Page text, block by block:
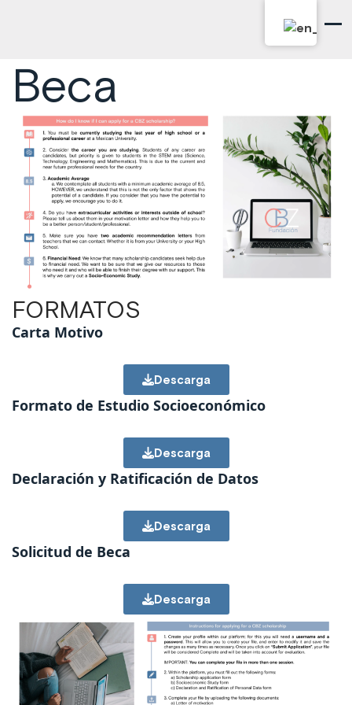
Información de
Beca
FORMATOS
Carta Motivo
Descarga
Formato de Estudio Socioeconómico
Descarga
Declaración y Ratificación de Datos
Descarga
Solicitud de Beca
Descarga